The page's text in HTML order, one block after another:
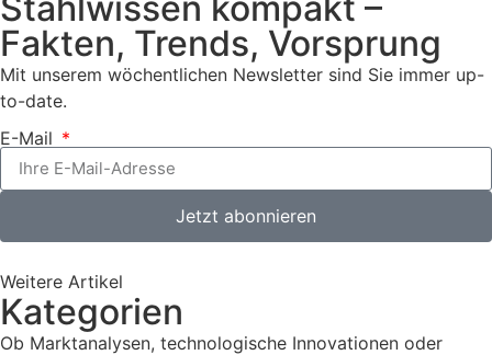
Fakten, Trends, Vorsprung
Mit unserem wöchentlichen Newsletter sind Sie immer up-
to-date.
E-Mail
Jetzt abonnieren
Weitere Artikel
Kategorien
Ob Marktanalysen, technologische Innovationen oder